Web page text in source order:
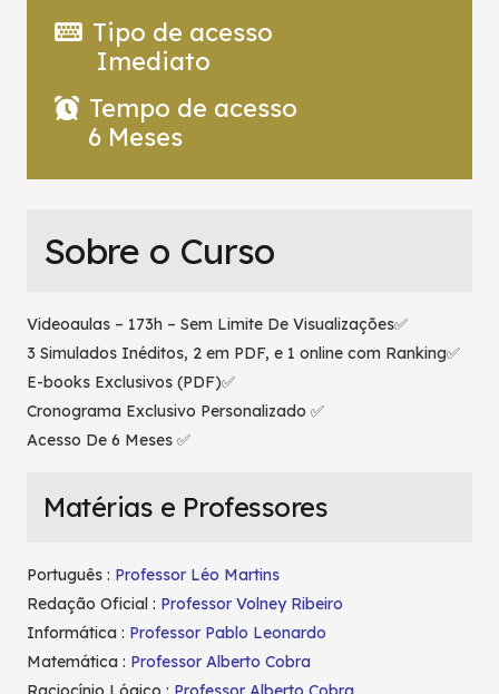
Tipo de acesso
Imediato
Tempo de acesso
6 Meses
Sobre o Curso
Videoaulas – 173h – Sem Limite De Visualizações✅
3 Simulados Inéditos, 2 em PDF, e 1 online com Ranking✅
E-books Exclusivos (PDF)✅
Cronograma Exclusivo Personalizado ✅
Acesso De 6 Meses ✅
Matérias e Professores
Português : Professor Léo Martins
Redação Oficial : Professor Volney Ribeiro
Informática : Professor Pablo Leonardo
Matemática : Professor Alberto Cobra